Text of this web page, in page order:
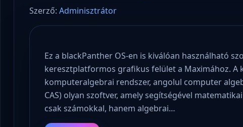
Szerző: Adminisztrátor
Ez a blackPanther OS-en is kiválóan használható
keresztplatformos grafikus felület a Maximához.
komputeralgebrai rendszer, angolul computer
CAS) olyan szoftver, amely segítségével
csak számokkal, hanem algebrai…